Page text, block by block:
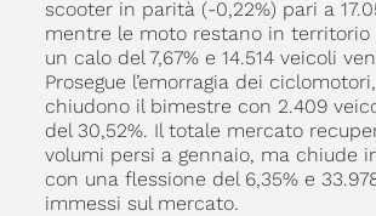
scooter in parità (-0,22%) pari a
mentre le moto restano in territorio
un calo del 7,67% e 14.514 veicoli
Prosegue l’emorragia dei
chiudono il bimestre con 2.409
del 30,52%. Il totale mercato
volumi persi a gennaio, ma chiude
con una flessione del 6,35% e
immessi sul mercato.